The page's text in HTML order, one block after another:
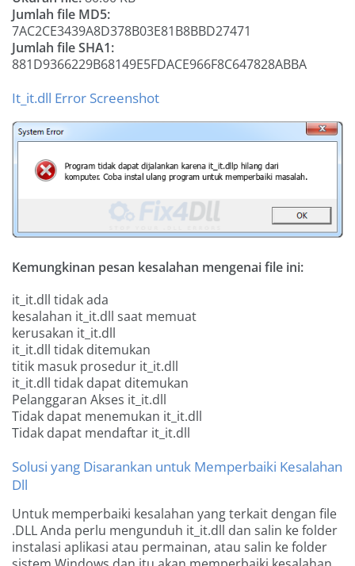
Jumlah file MD5:
7AC2CE3439A8D378B03E81B8BBD27471
Jumlah file SHA1:
881D9366229B68149E5FDACE966F8C647828ABBA
It_it.dll Error Screenshot
Kemungkinan pesan kesalahan mengenai file ini:
it_it.dll tidak ada
kesalahan it_it.dll saat memuat
kerusakan it_it.dll
it_it.dll tidak ditemukan
titik masuk prosedur it_it.dll
it_it.dll tidak dapat ditemukan
Pelanggaran Akses it_it.dll
Tidak dapat menemukan it_it.dll
Tidak dapat mendaftar it_it.dll
Solusi yang Disarankan untuk Memperbaiki Kesalahan
Dll
Untuk memperbaiki kesalahan yang terkait dengan file
.DLL Anda perlu mengunduh it_it.dll dan salin ke folder
instalasi aplikasi atau permainan, atau salin ke folder